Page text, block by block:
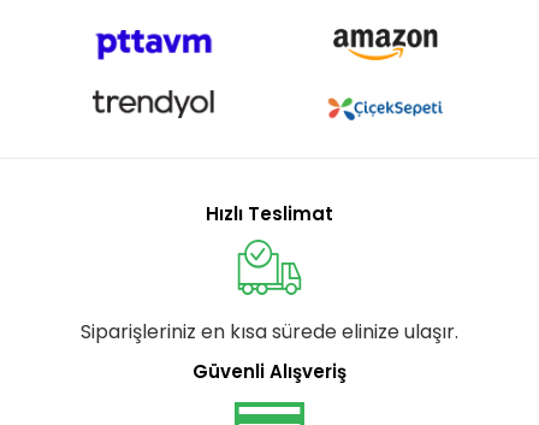
Hızlı Teslimat
Siparişleriniz en kısa sürede elinize ulaşır.
Güvenli Alışveriş